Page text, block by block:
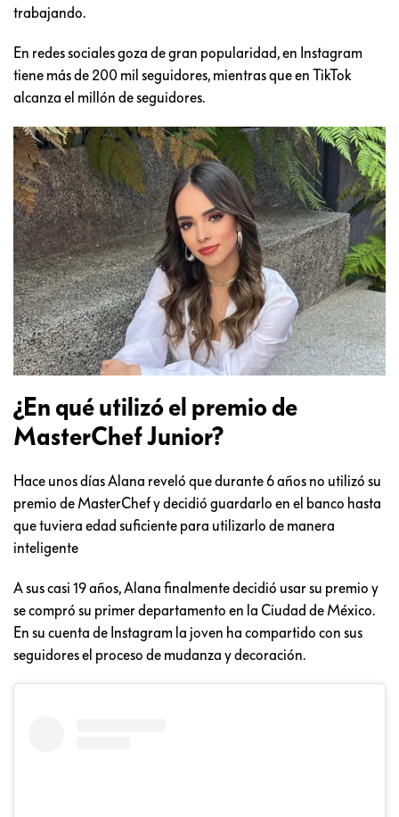
trabajando.
En redes sociales goza de gran popularidad, en Instagram
tiene más de 200 mil seguidores, mientras que en TikTok
alcanza el millón de seguidores.
¿En qué utilizó el premio de
MasterChef Junior?
Hace unos días Alana reveló que durante 6 años no utilizó su
premio de MasterChef y decidió guardarlo en el banco hasta
que tuviera edad suficiente para utilizarlo de manera
inteligente
A sus casi 19 años, Alana finalmente decidió usar su premio y
se compró su primer departamento en la Ciudad de México.
En su cuenta de Instagram la joven ha compartido con sus
seguidores el proceso de mudanza y decoración.